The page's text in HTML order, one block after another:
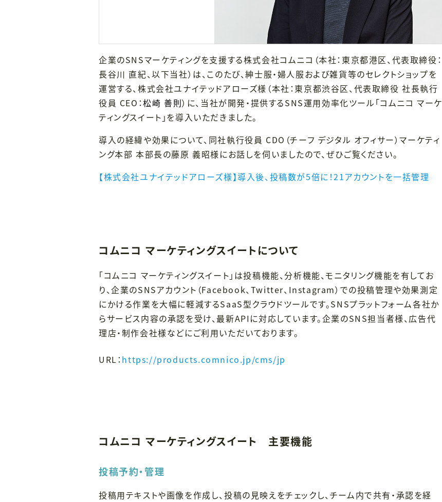
企業のSNSマーケティングを支援する株式会社コムニコ（本社：東京都港区、代表取締役：
長谷川 直紀、以下当社）は、このたび、紳士服・婦人服および雑貨等のセレクトショップを
運営する、株式会社ユナイテッドアローズ様（本社：東京都渋谷区、代表取締役 社長執行
役員 CEO：松崎 善則）に、当社が開発・提供するSNS運用効率化ツール「コムニコ マーケ
ティングスイート」を導入いただきました。
導入の経緯や効果について、同社執行役員 CDO（チーフ デジタル オフィサー）マーケティ
ング本部 本部長の藤原 義昭様にお話しを伺いましたので、ぜひご覧ください。
【株式会社ユナイテッドアローズ様】導入後、投稿数が5倍に！21アカウントを一括管理
コムニコ マーケティングスイートについて
「コムニコ マーケティングスイート」は投稿機能、分析機能、モニタリング機能を有してお
り、企業のSNSアカウント（Facebook、Twitter、Instagram）での投稿管理や効果測定
にかける作業を大幅に軽減するSaaS型クラウドツールです。SNSプラットフォーム各社か
らサービス内容の承認を受け、最新APIに対応しています。企業のSNS担当者様、広告代
理店・制作会社様などにご利用いただいております。
URL： https://products.comnico.jp/cms/jp
コムニコ マーケティングスイート 主要機能
投稿予約・管理
投稿用テキストや画像を作成し、投稿の見映えをチェックし、チーム内で共有・承認を経